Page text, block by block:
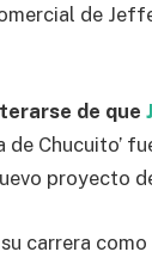
de
de que
de Chucuito’
proyecto
carrera